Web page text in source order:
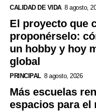
CALIDAD DE VIDA 8 agosto,
El proyecto que
proponérselo:
un hobby y hoy
global
PRINCIPAL 8 agosto, 2026
Más escuelas
espacios para el